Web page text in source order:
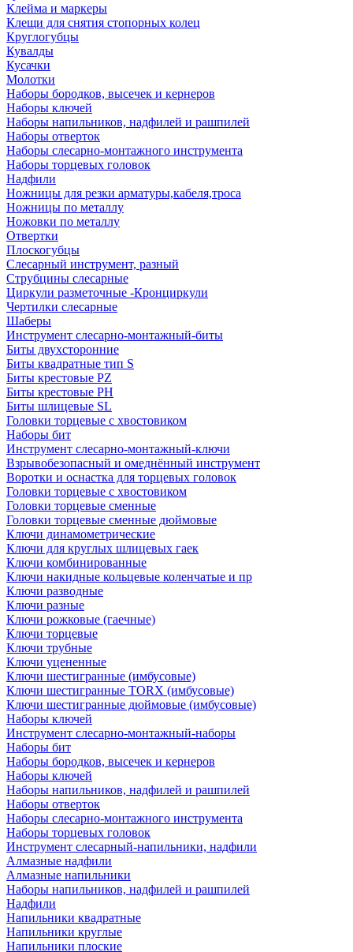
Клейма и маркеры
Клещи для снятия стопорных колец
Круглогубцы
Кувалды
Кусачки
Молотки
Наборы бородков, высечек и кернеров
Наборы ключей
Наборы напильников, надфилей и рашпилей
Наборы отверток
Наборы слесарно-монтажного инструмента
Наборы торцевых головок
Надфили
Ножницы для резки арматуры,кабеля,троса
Ножницы по металлу
Ножовки по металлу
Отвертки
Плоскогубцы
Слесарный инструмент, разный
Струбцины слесарные
Циркули разметочные -Кронциркули
Чертилки слесарные
Шаберы
Инструмент слесарно-монтажный-биты
Биты двухсторонние
Биты квадратные тип S
Биты крестовые РZ
Биты крестовые РН
Биты шлицевые SL
Головки торцевые с хвостовиком
Наборы бит
Инструмент слесарно-монтажный-ключи
Взрывобезопасный и омеднённый инструмент
Воротки и оснаcтка для торцевых головок
Головки торцевые с хвостовиком
Головки торцевые сменные
Головки торцевые сменные дюймовые
Ключи динамометрические
Ключи для круглых шлицевых гаек
Ключи комбинированные
Ключи накидные кольцевые коленчатые и пр
Ключи разводные
Ключи разные
Ключи рожковые (гаечные)
Ключи торцевые
Ключи трубные
Ключи уцененные
Ключи шестигранные (имбусовые)
Ключи шестигранные TORX (имбусовые)
Ключи шестигранные дюймовые (имбусовые)
Наборы ключей
Инструмент слесарно-монтажный-наборы
Наборы бит
Наборы бородков, высечек и кернеров
Наборы ключей
Наборы напильников, надфилей и рашпилей
Наборы отверток
Наборы слесарно-монтажного инструмента
Наборы торцевых головок
Инструмент слесарный-напильники, надфили
Алмазные надфили
Алмазные напильники
Наборы напильников, надфилей и рашпилей
Надфили
Напильники квадратные
Напильники круглые
Напильники плоские